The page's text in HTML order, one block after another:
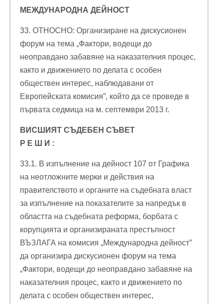
МЕЖДУНАРОДНА ДЕЙНОСТ
33. ОТНОСНО: Организиране на дискусионен
форум на тема „Фактори, водещи до
неоправдано забавяне на наказателния процес,
както и движението по делата с особен
обществен интерес, наблюдавани от
Европейската комисия”, който да се проведе в
първата седмица на м. септември 2013 г.
ВИСШИЯТ СЪДЕБЕН СЪВЕТ
Р Е Ш И :
33.1. В изпълнение на дейност 107 от Графика
на неотложните мерки и действия на
правителството и органите на съдебната власт
за изпълнение на показателите за напредък в
областта на съдебната реформа, борбата с
корупцията и организираната престъпност
ВЪЗЛАГА на комисия „Международна дейност”
да организира дискусионен форум на тема
„Фактори, водещи до неоправдано забавяне на
наказателния процес, както и движението по
делата с особен обществен интерес,